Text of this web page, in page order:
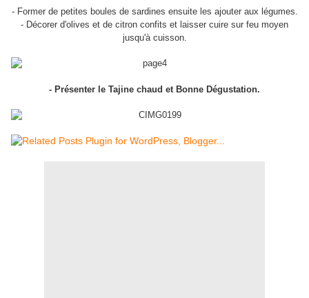
- Former de petites boules de sardines ensuite les ajouter aux légumes.
- Décorer d'olives et de citron confits et laisser cuire sur feu moyen
jusqu'à cuisson.
- Présenter le Tajine chaud et Bonne Dégustation.